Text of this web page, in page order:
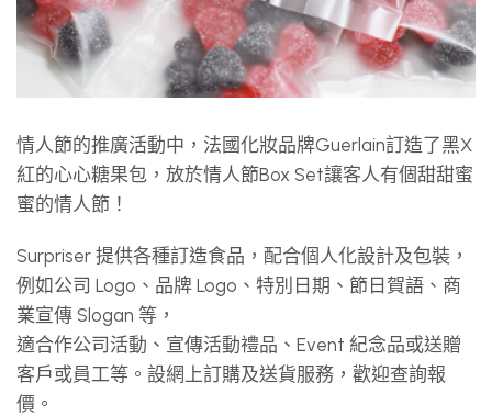
情人節的推廣活動中，法國化妝品牌Guerlain訂造了黑X
紅的心心糖果包，放於情人節Box Set讓客人有個甜甜蜜
蜜的情人節！
Surpriser 提供各種訂造食品，配合個人化設計及包裝，
例如公司 Logo、品牌 Logo、特別日期、節日賀語、商
業宣傳 Slogan 等，
適合作公司活動、宣傳活動禮品、Event 紀念品或送贈
客戶或員工等。設網上訂購及送貨服務，歡迎查詢報
價。